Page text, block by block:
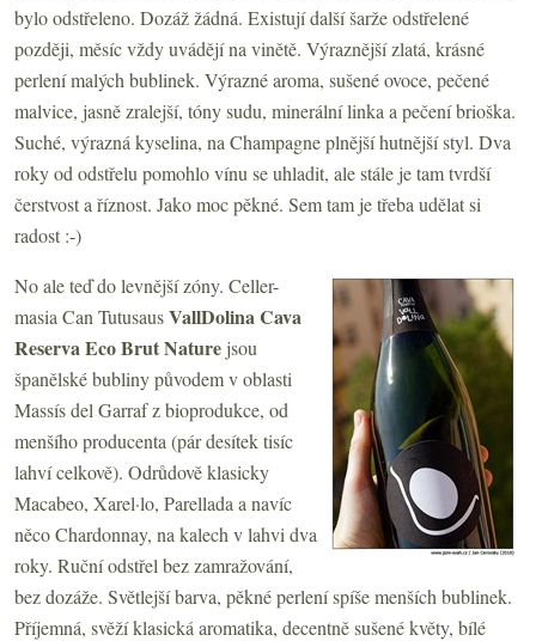
bylo odstřeleno. Dozáž žádná. Existují další šarže odstřelené
později, měsíc vždy uvádějí na vinětě. Výraznější zlatá, krásné
perlení malých bublinek. Výrazné aroma, sušené ovoce, pečené
malvice, jasně zralejší, tóny sudu, minerální linka a pečení brioška.
Suché, výrazná kyselina, na Champagne plnější hutnější styl. Dva
roky od odstřelu pomohlo vínu se uhladit, ale stále je tam tvrdší
čerstvost a říznost. Jako moc pěkné. Sem tam je třeba udělat si
radost :-)
No ale teď do levnější zóny. Celler-
masia Can TutusausVallDolina Cava
Reserva Eco Brut Nature jsou
španělské bubliny původem v oblasti
Massís del Garraf z bioprodukce, od
menšího producenta (pár desítek tisíc
lahví celkově). Odrůdově klasicky
Macabeo, Xarel·lo, Parellada a navíc
něco Chardonnay, na kalech v lahvi dva
roky. Ruční odstřel bez zamražování,
bez dozáže. Světlejší barva, pěkné perlení spíše menších bublinek.
Příjemná, svěží klasická aromatika, decentně sušené květy, bílé